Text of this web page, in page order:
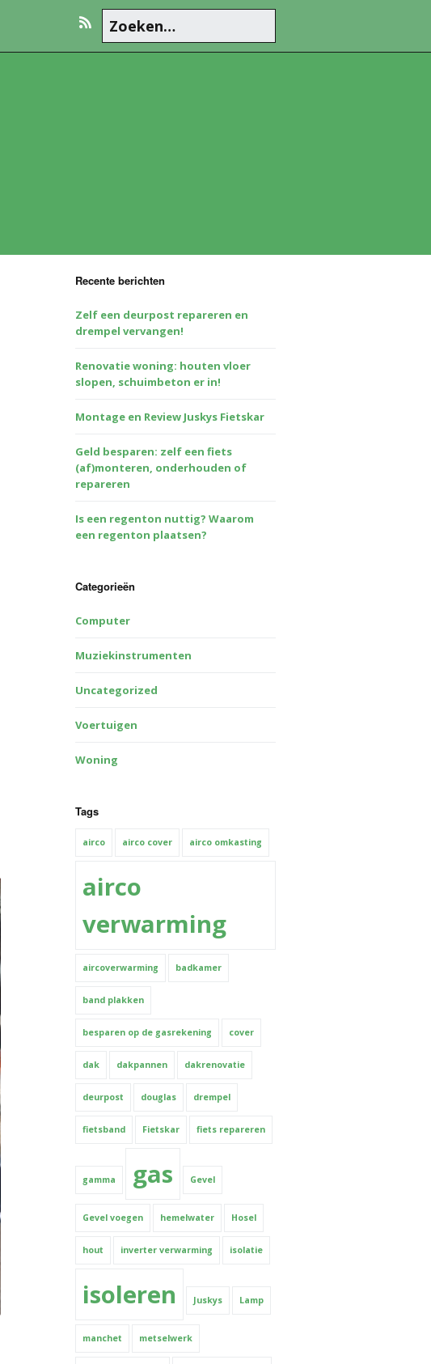
Recente berichten
Zelf een deurpost repareren en
drempel vervangen!
Renovatie woning: houten vloer
slopen, schuimbeton er in!
Montage en Review Juskys Fietskar
Geld besparen: zelf een fiets
(af)monteren, onderhouden of
repareren
Is een regenton nuttig? Waarom
een regenton plaatsen?
Categorieën
Computer
Muziekinstrumenten
Uncategorized
Voertuigen
Woning
Tags
airco airco cover airco omkasting
airco
verwarming
aircoverwarming badkamer
band plakken
besparen op de gasrekening cover
dak dakpannen dakrenovatie
deurpost douglas drempel
fietsband Fietskar fiets repareren
gamma gas Gevel
Gevel voegen hemelwater Hosel
hout inverter verwarming isolatie
isoleren Juskys Lamp
manchet metselwerk